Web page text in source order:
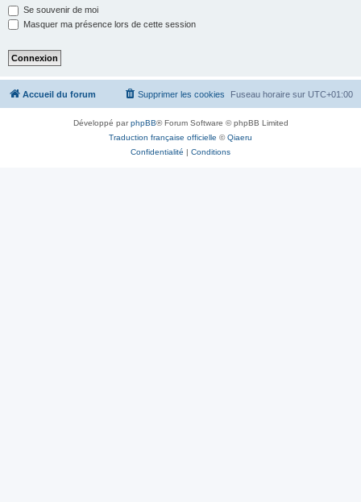
Se souvenir de moi
Masquer ma présence lors de cette session
Accueil du forum Fuseau horaire sur UTC+01:00
Supprimer les cookies
Développé parphpBB® Forum Software © phpBB Limited
Traduction française officielle ©Qiaeru
Confidentialité | Conditions